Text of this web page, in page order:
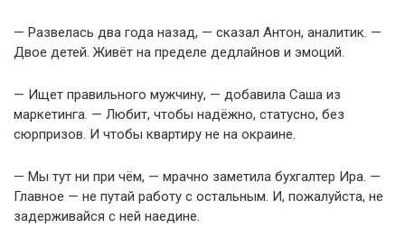
— Развелась два года назад, — сказал Антон, аналитик. —
Двое детей. Живёт на пределе дедлайнов и эмоций.
— Ищет правильного мужчину, — добавила Саша из
маркетинга. — Любит, чтобы надёжно, статусно, без
сюрпризов. И чтобы квартиру не на окраине.
— Мы тут ни при чём, — мрачно заметила бухгалтер Ира. —
Главное — не путай работу с остальным. И, пожалуйста, не
задерживайся с ней наедине.